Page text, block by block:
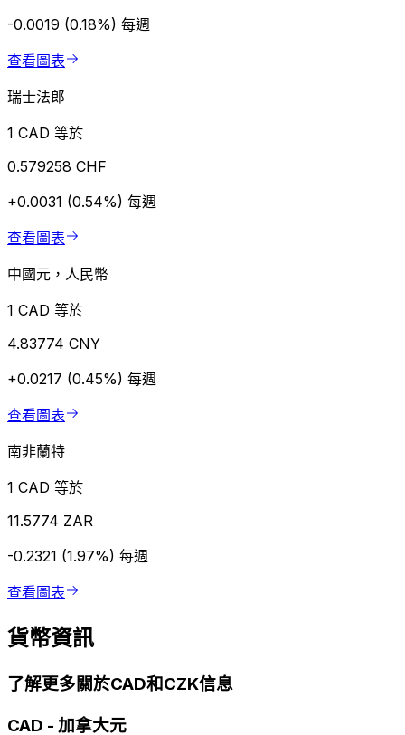
-0.0019 (0.18%) 每週
查看圖表
瑞士法郎
1 CAD 等於
0.579258 CHF
+0.0031 (0.54%) 每週
查看圖表
中國元，人民幣
1 CAD 等於
4.83774 CNY
+0.0217 (0.45%) 每週
查看圖表
南非蘭特
1 CAD 等於
11.5774 ZAR
-0.2321 (1.97%) 每週
查看圖表
貨幣資訊
了解更多關於CAD和CZK信息
CAD - 加拿大元